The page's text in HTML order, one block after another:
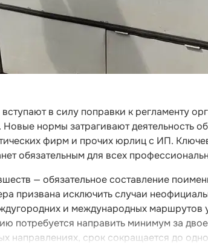
в силу поправки к регламенту
Новые нормы затрагивают деятельность
фирм и прочих юрлиц с ИП.
обязательным для всех
— обязательное составление
призвана исключить случаи
и международных
потребуется направить минимум за
направлениях, срок сокращается до